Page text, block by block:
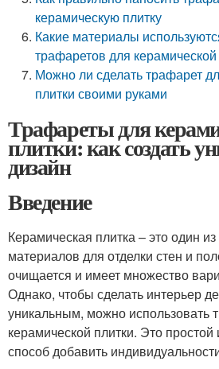
керамическую плитку
Какие материалы
трафаретов для керамической
Можно ли сделать трафарет
плитки своими руками
Трафареты для
плитки: как создать
дизайн
Введение
Керамическая плитка – это один
материалов для отделки стен и
очищается и имеет множество
Однако, чтобы сделать интерьер
уникальным, можно использовать
керамической плитки. Это
способ добавить